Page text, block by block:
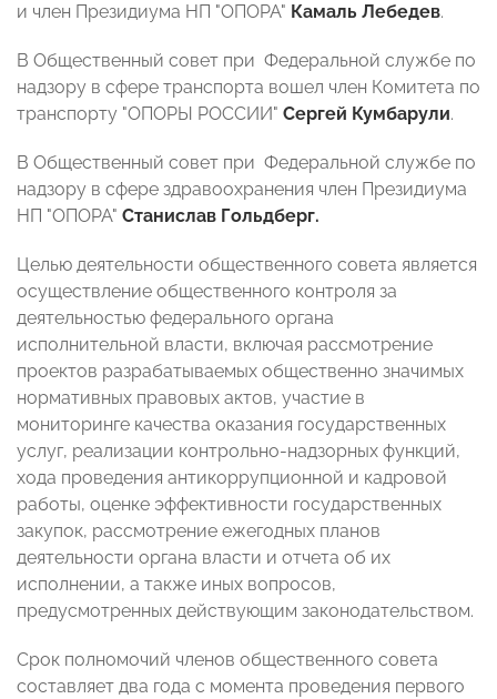
и член Президиума НП "ОПОРА" Камаль Лебедев.
В Общественный совет при Федеральной службе по
надзору в сфере транспорта вошел член Комитета по
транспорту "ОПОРЫ РОССИИ" Сергей Кумбарули.
В Общественный совет при Федеральной службе по
надзору в сфере здравоохранения член Президиума
НП "ОПОРА" Станислав Гольдберг.
Целью деятельности общественного совета является
осуществление общественного контроля за
деятельностью федерального органа
исполнительной власти, включая рассмотрение
проектов разрабатываемых общественно значимых
нормативных правовых актов, участие в
мониторинге качества оказания государственных
услуг, реализации контрольно-надзорных функций,
хода проведения антикоррупционной и кадровой
работы, оценке эффективности государственных
закупок, рассмотрение ежегодных планов
деятельности органа власти и отчета об их
исполнении, а также иных вопросов,
предусмотренных действующим законодательством.
Срок полномочий членов общественного совета
составляет два года с момента проведения первого